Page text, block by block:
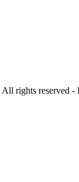
rights reserved